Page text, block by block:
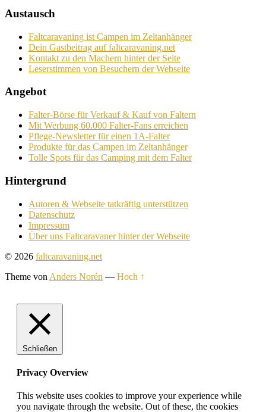
Austausch
Faltcaravaning ist Campen im Zeltanhänger
Dein Gastbeitrag auf faltcaravaning.net
Kontakt zu den Machern hinter der Seite
Leserstimmen von Besuchern der Webseite
Angebot
Falter-Börse für Verkauf & Kauf von Faltern
Mit Werbung 60.000 Falter-Fans erreichen
Pflege-Newsletter für einen 1A-Falter
Produkte für das Campen im Zeltanhänger
Tolle Spots für das Camping mit dem Falter
Hintergrund
Autoren & Webseite tatkräftig unterstützen
Datenschutz
Impressum
Über uns Faltcaravaner hinter der Webseite
© 2026 faltcaravaning.net
Theme von Anders Norén — Hoch ↑
Schließen
Privacy Overview
This website uses cookies to improve your experience while
you navigate through the website. Out of these, the cookies